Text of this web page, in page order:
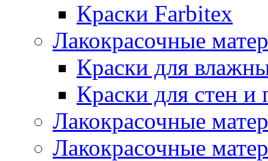
Краски Farbitex
Лакокрасочные
Краски для
Краски для стен и
Лакокрасочные
Лакокрасочные